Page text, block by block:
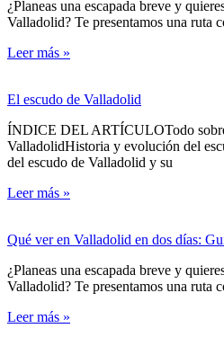
¿Planeas una escapada breve y
Valladolid? Te presentamos una ruta
Leer más »
El escudo de Valladolid
ÍNDICE DEL ARTÍCULOTodo
ValladolidHistoria y evolución del
del escudo de Valladolid y su
Leer más »
Qué ver en Valladolid en dos días:
¿Planeas una escapada breve y
Valladolid? Te presentamos una ruta
Leer más »